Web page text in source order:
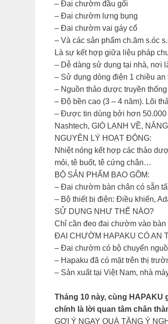
– Đai chườm đầu gối
– Đai chườm lưng bụng
– Đai chườm vai gáy cổ
– Và các sản phẩm ch.ăm s.óc
Là sự kết hợp giữa liệu pháp
– Dễ dàng sử dụng tại nhà, nơi
– Sử dụng dòng điện 1 chiều an
– Nguồn thảo dược truyền
– Độ bền cao (3 – 4 năm). Lõi
– Được tin dùng bởi hơn 50.000
Nashtech, GIÓ LẠNH VỀ,
NGUYÊN LÝ HOẠT ĐỘNG:
Nhiệt nóng kết hợp các thảo
mỏi, tê buốt, tê cứng chân…
BỘ SẢN PHẨM BAO GỒM:
– Đai chườm bàn chân có sẵn
– Bộ thiết bị điện: Điều khiển,
SỬ DỤNG NHƯ THẾ NÀO?
Chỉ cần đeo đai chườm vào
ĐAI CHƯỜM HAPAKU CÓ AN
– Đai chườm có bộ chuyển
– Hapaku đã có mặt trên thị
– Sản xuất tại Việt Nam, nhà
Tháng 10 này, cùng
chính là lời quan tâm chân
GỢI Ý NGAY QUÀ TẶNG Ý